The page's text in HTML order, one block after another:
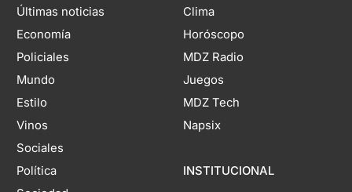
Últimas noticias
Economía
Policiales
Mundo
Estilo
Vinos
Sociales
Política
Clima
Horóscopo
MDZ Radio
Juegos
MDZ Tech
Napsix
INSTITUCIONAL